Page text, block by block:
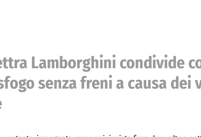
Lamborghini condivide
senza freni a causa dei